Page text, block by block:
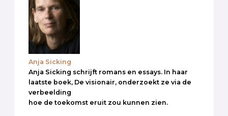
Anja Sicking
Anja Sicking schrijft romans en essays. In haar
laatste boek, De visionair, onderzoekt ze via de
verbeelding
hoe de toekomst eruit zou kunnen zien.